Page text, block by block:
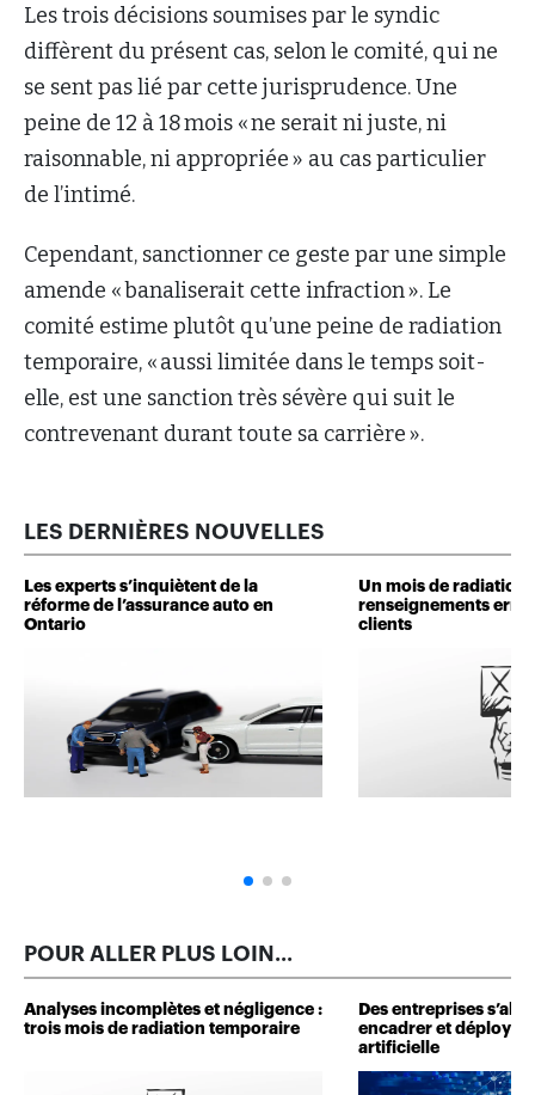
Les trois décisions soumises par le syndic
diffèrent du présent cas, selon le comité, qui ne
se sent pas lié par cette jurisprudence. Une
peine de 12 à 18 mois « ne serait ni juste, ni
raisonnable, ni appropriée » au cas particulier
de l’intimé.
Cependant, sanctionner ce geste par une simple
amende « banaliserait cette infraction ». Le
comité estime plutôt qu’une peine de radiation
temporaire, « aussi limitée dans le temps soit-
elle, est une sanction très sévère qui suit le
contrevenant durant toute sa carrière ».
LES DERNIÈRES NOUVELLES
Les experts s’inquiètent de la
réforme de l’assurance auto en
Ontario
Un mois de radiation
renseignements
clients
POUR ALLER PLUS LOIN...
Analyses incomplètes et négligence :
trois mois de radiation temporaire
Des entreprises
encadrer et déployer
artificielle